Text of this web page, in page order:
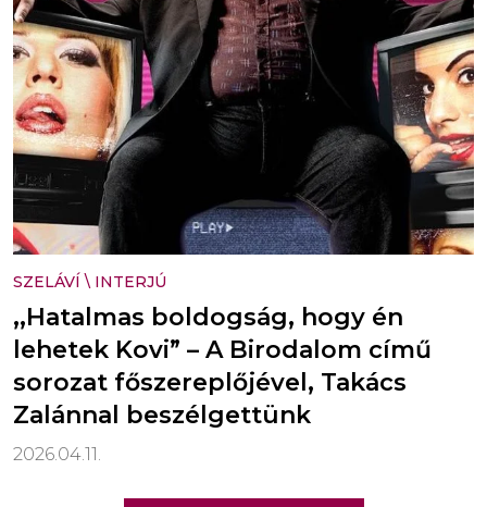
SZELÁVÍ \ INTERJÚ
,,Hatalmas boldogság, hogy én
lehetek Kovi” – A Birodalom című
sorozat főszereplőjével, Takács
Zalánnal beszélgettünk
2026.04.11.